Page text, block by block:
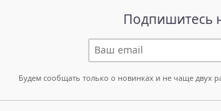
Подпишитесь
Будем сообщать только о новинках и не чаще двух